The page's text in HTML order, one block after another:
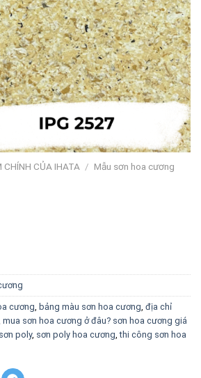
CHÍNH CỦA IHATA / Mẫu sơn hoa cương
cương bảng màu sơn hoa cương địa chỉ
mua sơn hoa cương ở đâu? sơn hoa cương giá
sơn poly, sơn poly hoa cương ,thi công sơn hoa